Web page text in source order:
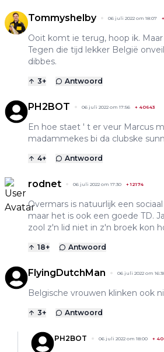
Tommyshelby 06 juli 2022 om 18:07
Ooit komt ie terug, hoop ik.
Tegen die tijd lekker België
dibbes.
3+ Antwoord
PH2BOT 06 juli 2022 om 17:56 + 40643
En hoe staet ' t er veur Marcus
madammekes bi da clubske
4+ Antwoord
rodnet 06 juli 2022 om 17:30 +12174
Overmars is natuurlijk een
maar het is ook een goede TD.
zool z'n lid niet in z'n broek kon
18+ Antwoord
FlyingDutchMan 06 juli 2022 om
Belgische vrouwen klinken ook
3+ Antwoord
PH2BOT 06 juli 2022 om 18:00 +